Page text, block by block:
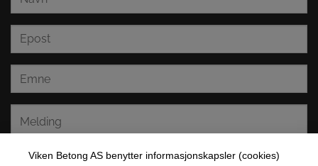
Viken Betong AS benytter informasjonskapsler (cookies)